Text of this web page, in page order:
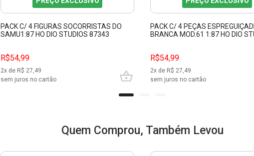
PACK C/ 4 FIGURAS SOCORRISTAS DO
SAMU1:87 HO DIO STUDIOS 87343
R$54,99
2x de R$ 27,49
sem juros no cartão
PACK C/ 4 PEÇAS
BRANCA MOD.61 1:87 HO DIO
R$54,99
2x de R$ 27,49
sem juros no cartão
Quem Comprou, Também Levou